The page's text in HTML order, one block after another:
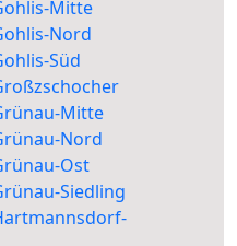
Mitte
Nord
Süd
Mitte
Nord
Ost
Siedling